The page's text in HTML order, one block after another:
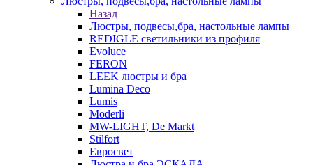
Назад
Люстры, подвесы,бра, настольные лампы
REDIGLE светильники из профиля
Evoluce
FERON
LEEK люстры и бра
Lumina Deco
Lumis
Moderli
MW-LIGHT, De Markt
Stilfort
Евросвет